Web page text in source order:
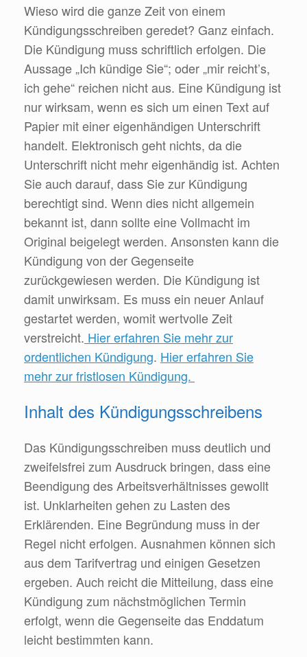
Wieso wird die ganze Zeit von einem
Kündigungsschreiben geredet? Ganz einfach.
Die Kündigung muss schriftlich erfolgen. Die
Aussage „Ich kündige Sie“; oder „mir reicht’s,
ich gehe“ reichen nicht aus. Eine Kündigung ist
nur wirksam, wenn es sich um einen Text auf
Papier mit einer eigenhändigen Unterschrift
handelt. Elektronisch geht nichts, da die
Unterschrift nicht mehr eigenhändig ist. Achten
Sie auch darauf, dass Sie zur Kündigung
berechtigt sind. Wenn dies nicht allgemein
bekannt ist, dann sollte eine Vollmacht im
Original beigelegt werden. Ansonsten kann die
Kündigung von der Gegenseite
zurückgewiesen werden. Die Kündigung ist
damit unwirksam. Es muss ein neuer Anlauf
gestartet werden, womit wertvolle Zeit
verstreicht. Hier erfahren Sie mehr zur
ordentlichen Kündigung. Hier erfahren Sie
mehr zur fristlosen Kündigung.
Inhalt des Kündigungsschreibens
Das Kündigungsschreiben muss deutlich und
zweifelsfrei zum Ausdruck bringen, dass eine
Beendigung des Arbeitsverhältnisses gewollt
ist. Unklarheiten gehen zu Lasten des
Erklärenden. Eine Begründung muss in der
Regel nicht erfolgen. Ausnahmen können sich
aus dem Tarifvertrag und einigen Gesetzen
ergeben. Auch reicht die Mitteilung, dass eine
Kündigung zum nächstmöglichen Termin
erfolgt, wenn die Gegenseite das Enddatum
leicht bestimmten kann.